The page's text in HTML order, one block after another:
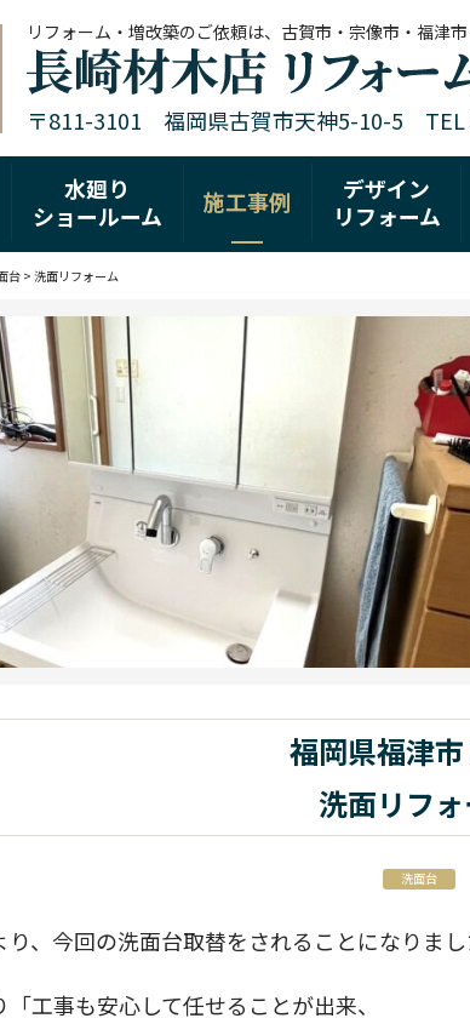
リフォーム・増改築のご依頼は、古賀市・宗像市・福津
〒811-3101 福岡県古賀市天神5-10-5
水廻り
ショールーム
施工事例
デザイン
リフォーム
台 > 洗面リフォーム
福岡県福津
洗面リフ
洗面台
、今回の洗面台取替をされることになりまし
工事も安心して任せることが出来、